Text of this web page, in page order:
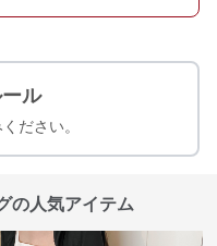
ル
ださい。
の人気アイテム